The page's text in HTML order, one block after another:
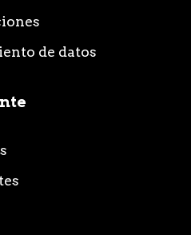
de datos